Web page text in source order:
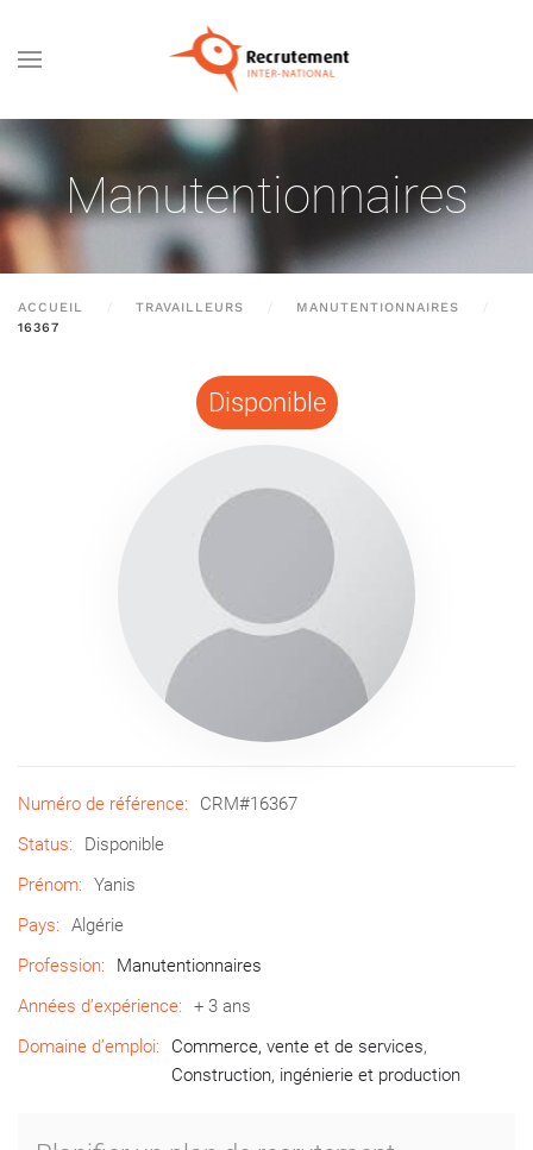
Passer au contenu principal
Manutentionnaires
ACCUEIL TRAVAILLEURS
MANUTENTIONNAIRES
16367
Disponible
Numéro de référence:
CRM#16367
Status:
Disponible
Prénom:
Yanis
Pays:
Algérie
Profession:
Manutentionnaires
Années d’expérience:
+ 3 ans
Domaine d’emploi:
Commerce, vente et de services,
Construction, ingénierie et production